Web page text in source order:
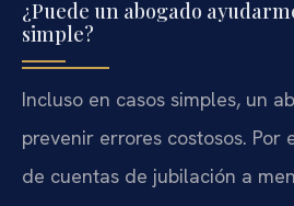
¿Puede un abogado
simple?
Incluso en casos simples, un
prevenir errores costosos. Por
de cuentas de jubilación a